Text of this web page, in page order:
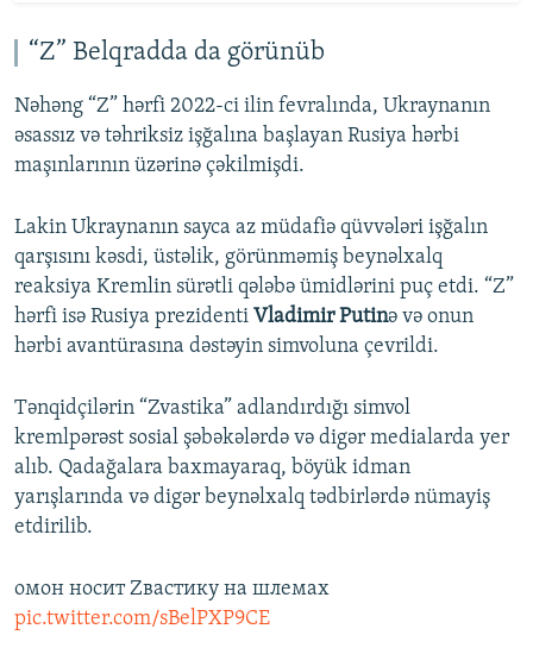
“Z” Belqradda da görünüb
Nəhəng “Z” hərfi 2022-ci ilin fevralında, Ukraynanın
əsassız və təhriksiz işğalına başlayan Rusiya hərbi
maşınlarının üzərinə çəkilmişdi.
Lakin Ukraynanın sayca az müdafiə qüvvələri işğalın
qarşısını kəsdi, üstəlik, görünməmiş beynəlxalq
reaksiya Kremlin sürətli qələbə ümidlərini puç etdi. “Z”
hərfi isə Rusiya prezidenti Vladimir Putinə və onun
hərbi avantürasına dəstəyin simvoluna çevrildi.
Tənqidçilərin “Zvastika” adlandırdığı simvol
kremlpərəst sosial şəbəkələrdə və digər medialarda yer
alıb. Qadağalara baxmayaraq, böyük idman
yarışlarında və digər beynəlxalq tədbirlərdə nümayiş
etdirilib.
омон носит Zвастику на шлемах
pic.twitter.com/sBelPXP9CE